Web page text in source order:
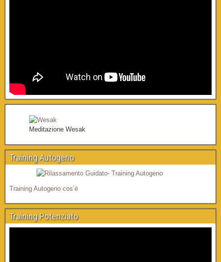
Meditazione Wesak
Training Autogeno
Training Autogeno cos’è
Training Potenziato